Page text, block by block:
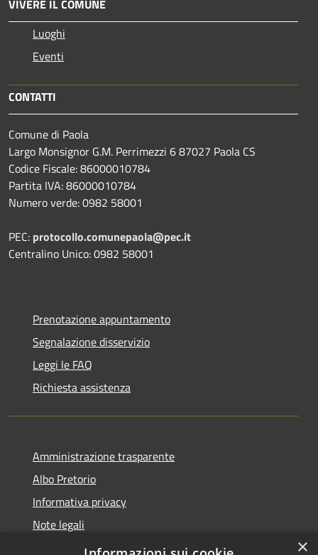
VIVERE IL COMUNE
Luoghi
Eventi
CONTATTI
Comune di Paola
Largo Monsignor G.M. Perrimezzi 6 87027 Paola CS
Codice Fiscale: 86000010784
Partita IVA: 86000010784
Numero verde: 0982 58001
PEC: protocollo.comunepaola@pec.it
Centralino Unico: 0982 58001
Prenotazione appuntamento
Segnalazione disservizio
Leggi le FAQ
Richiesta assistenza
Amministrazione trasparente
Albo Pretorio
Informativa privacy
Note legali
Dichiarazione di accessibilità
×